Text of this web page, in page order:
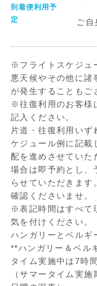
到着便利用予
定
ご自
※フライトスケジュ
悪天候やその他に諸
が発生することもご
※往復利用のお客様
記入ください。
片道・往復利用いず
ケジュール例に記載
配を進めさせていた
場合は即予約とし
らせていただきま
確認くださいませ。
※表記時間はすべて
気を付けください。
ハンガリーとベルギ
**ハンガリー＆ベル
タイム実施中は7時
（サマータイム実